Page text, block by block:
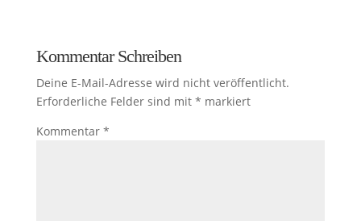
Kommentar Schreiben
Deine E-Mail-Adresse wird nicht veröffentlicht.
Erforderliche Felder sind mit * markiert
Kommentar *